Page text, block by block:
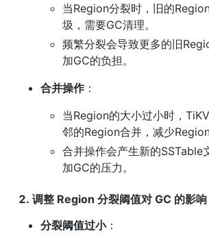
当Region分裂时，旧的
圾，需要GC清理。
频繁分裂会导致更多的旧
加GC的负担。
合并操作：
当Region的大小过小时，
邻的Region合并，减少Region
合并操作会产生新的SSTable
加GC的压力。
2. 调整 Region 分裂阈值对 GC 的影响
分裂阈值过小：